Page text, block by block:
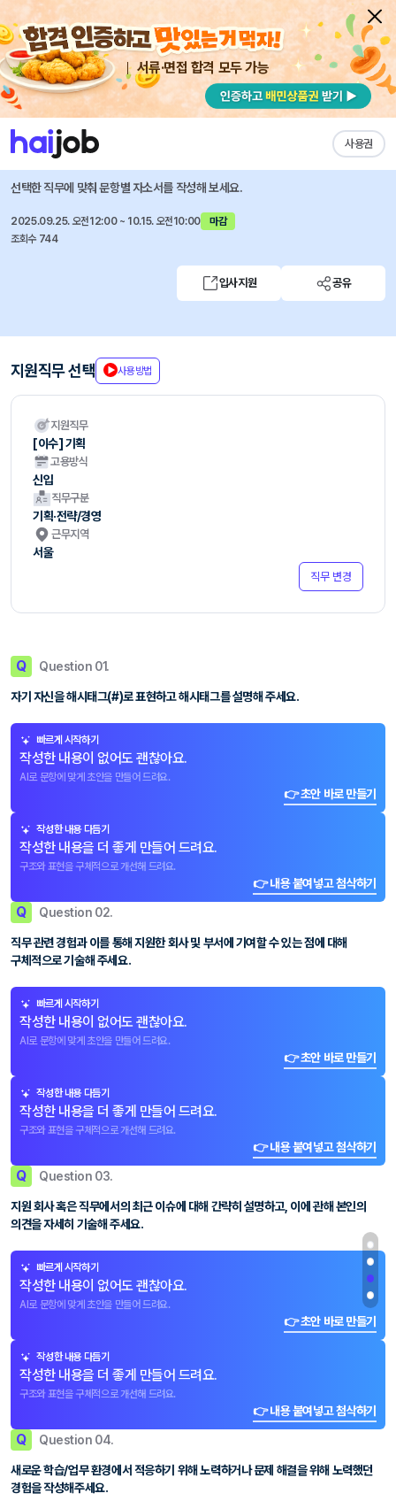
서류·면접 합격 모두 가능
사용권
채용공고 자소서 자유항목 자소서 내 작성목록
이수그룹 즐겨찾기
신입/경력사원 공개채용
선택한 직무에 맞춰 문항별 자소서를 작성해 보세요.
2025.09.25. 오전12:00 ~ 10.15. 오전10:00
마감
조회수 744
입사지원 공유
지원직무 선택 사용방법
지원직무
[이수] 기획
고용방식
신입
직무구분
기획·전략/경영
근무지역
서울
직무 변경
Q Question 01.
자기 자신을 해시태그(#)로 표현하고 해시태그를 설명해 주세요.
빠르게 시작하기
작성한 내용이 없어도 괜찮아요.
AI로 문항에 맞게 초안을 만들어 드려요.
👉 초안 바로 만들기
작성한 내용 다듬기
작성한 내용을 더 좋게 만들어 드려요.
구조와 표현을 구체적으로 개선해 드려요.
👉 내용 붙여넣고 첨삭하기
Q Question 02.
직무 관련 경험과 이를 통해 지원한 회사 및 부서에 기여할 수 있는 점에 대해
구체적으로 기술해 주세요.
빠르게 시작하기
작성한 내용이 없어도 괜찮아요.
AI로 문항에 맞게 초안을 만들어 드려요.
👉 초안 바로 만들기
작성한 내용 다듬기
작성한 내용을 더 좋게 만들어 드려요.
구조와 표현을 구체적으로 개선해 드려요.
👉 내용 붙여넣고 첨삭하기
Q Question 03.
지원 회사 혹은 직무에서의 최근 이슈에 대해 간략히 설명하고, 이에 관해 본인의
의견을 자세히 기술해 주세요.
빠르게 시작하기
작성한 내용이 없어도 괜찮아요.
AI로 문항에 맞게 초안을 만들어 드려요.
👉 초안 바로 만들기
작성한 내용 다듬기
작성한 내용을 더 좋게 만들어 드려요.
구조와 표현을 구체적으로 개선해 드려요.
👉 내용 붙여넣고 첨삭하기
Q Question 04.
새로운 학습/업무 환경에서 적응하기 위해 노력하거나 문제 해결을 위해 노력했던
경험을 작성해주세요.